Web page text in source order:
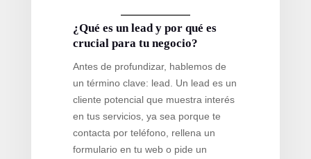
¿Qué es un lead y por qué es
crucial para tu negocio?
Antes de profundizar, hablemos de
un término clave: lead. Un lead es un
cliente potencial que muestra interés
en tus servicios, ya sea porque te
contacta por teléfono, rellena un
formulario en tu web o pide un